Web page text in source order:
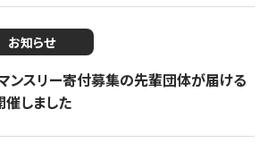
お知らせ
ンスリー寄付募集の先輩団体が届ける
しました